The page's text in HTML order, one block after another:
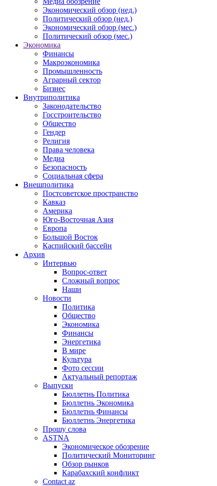
Экономический обзор (нед.)
Политический обзор (нед.)
Экономический обзор (мес.)
Политический обзор (мес.)
Экономика
Финансы
Макроэкономика
Промышленность
Аграрный сектор
Бизнес
Внутриполитика
Законодательство
Госстроительство
Общество
Гендер
Религия
Права человека
Медиа
Безопасность
Социальная сфера
Внешполитика
Постсоветское пространство
Кавказ
Америка
Юго-Восточная Азия
Европа
Большой Восток
Каспийский бассейн
Архив
Интервью
Вопрос-ответ
Сложный вопрос
Наши
Новости
Политика
Общество
Экономика
Финансы
Энергетика
В мире
Культура
Фото сессии
Актуальный репортаж
Выпуски
Бюллетнь Политика
Бюллетнь Экономика
Бюллетнь Финансы
Бюллетнь Энергетика
Прошу слова
ASTNA
Экономическое обозрение
Политический Мониторинг
Обзор рынков
Карабахский конфликт
Contact az